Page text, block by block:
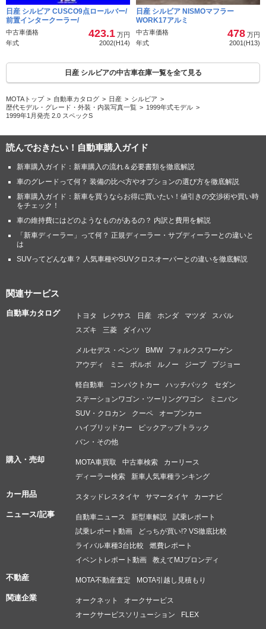
日産 シルビア CUSCO9点ロールバー/
前置インタークーラー/
中古車価格 423.1 万円
年式
2002(H14)
日産 シルビア NISMOマフラー
WORK17アルミ
中古車価格 478 万円
年式
2001(H13)
日産 シルビアの中古車在庫一覧を全て見る
MOTAトップ 自動車カタログ 日産
シルビア
歴代モデル・グレード・外装・内装写真一覧
1999年式モデル
1999年1月発売 2.0 スペックS
読んでおきたい！自動車購入ガイド
新車購入ガイド：新車購入の流れ＆必要書類を徹底解説
車のグレードって何？ 装備の比べ方やオプションの選び方を徹底解説
新車購入ガイド：新車を買うならお得に買いたい！値引きの交渉術や買い時
をチェック！
車の維持費にはどのようなものがあるの？ 内訳と費用を解説
「新車ディーラー」って何？ 正規ディーラー・サブディーラーとの違いと
は
SUVってどんな車？ 人気車種やSUVクロスオーバーとの違いを徹底解説
関連サービス
自動車カタログ トヨタ レクサス 日産 ホンダ マツダ
スバル
スズキ
三菱 ダイハツ
メルセデス・ベンツ BMW
フォルクスワーゲン
アウディ
ミニ ボルボ ルノー ジープ プジョー
軽自動車 コンパクトカー ハッチバック
セダン
ステーションワゴン・ツーリングワゴン
ミニバン
SUV・クロカン
クーペ
オープンカー
ハイブリッドカー
ピックアップトラック
バン・その他
購入・売却 MOTA車買取 中古車検索
カーリース
ディーラー検索
新車人気車種ランキング
カー用品 スタッドレスタイヤ サマータイヤ カーナビ
ニュース/記事 自動車ニュース 新型車解説
試乗レポート
試乗レポート動画
どっちが買い!? VS徹底比較
ライバル車種3台比較
燃費レポート
イベントレポート動画
教えてMJブロンディ
不動産 MOTA不動産査定 MOTA引越し見積もり
関連企業 オークネット
オークサービス
オークサービスソリューション
FLEX